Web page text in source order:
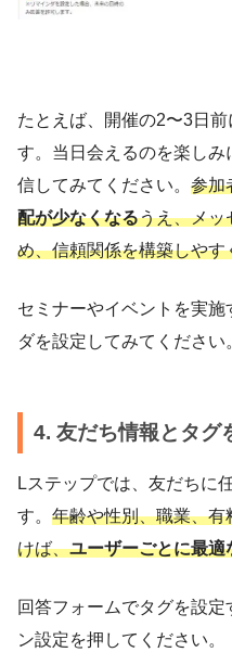
たとえば、開催の2〜3日
す。当日会えるのを楽し
信してみてください。 参加
配が少なくなるうえ、メッ
め、信頼関係を構築しやす
セミナーやイベントを実
ダを設定してみてください
4. 友だち情報とタグ
Lステップでは、友だちに
す。 年齢や性別、職業、
けば、ユーザーごとに最適
回答フォームでタグを設
ン設定を押してください。